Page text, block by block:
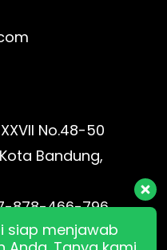
No.48-50
Bandung,
878-466-796
siap menjawab